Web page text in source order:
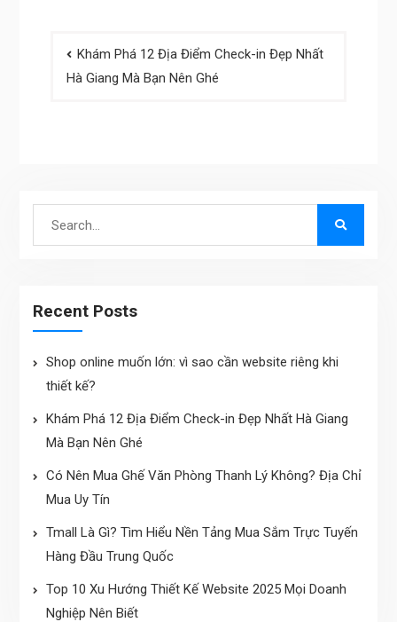
Post
navigation
Khám Phá 12 Địa Điểm Check-in Đẹp Nhất
Hà Giang Mà Bạn Nên Ghé
Recent Posts
Shop online muốn lớn: vì sao cần website riêng khi
thiết kế?
Khám Phá 12 Địa Điểm Check-in Đẹp Nhất Hà Giang
Mà Bạn Nên Ghé
Có Nên Mua Ghế Văn Phòng Thanh Lý Không? Địa Chỉ
Mua Uy Tín
Tmall Là Gì? Tìm Hiểu Nền Tảng Mua Sắm Trực Tuyến
Hàng Đầu Trung Quốc
Top 10 Xu Hướng Thiết Kế Website 2025 Mọi Doanh
Nghiệp Nên Biết